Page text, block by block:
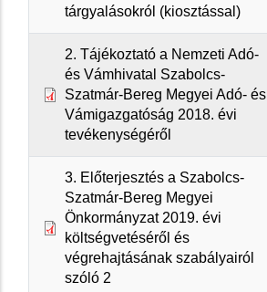
tárgyalásokról (kiosztással)
2. Tájékoztató a Nemzeti Adó-
és Vámhivatal Szabolcs-
Szatmár-Bereg Megyei Adó- és
Vámigazgatóság 2018. évi
tevékenységéről
3. Előterjesztés a Szabolcs-
Szatmár-Bereg Megyei
Önkormányzat 2019. évi
költségvetéséről és
végrehajtásának szabályairól
szóló 2